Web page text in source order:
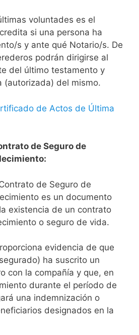
voluntades es el
si una persona ha
s y ante qué Notario/s. De
podrán dirigirse al
del último testamento y
(autorizada) del mismo.
de Actos de Última
de Seguro de
de Seguro de
es un documento
existencia de un contrato
o seguro de vida.
evidencia de que
ha suscrito un
con la compañía y que, en
durante el período de
una indemnización o
designados en la